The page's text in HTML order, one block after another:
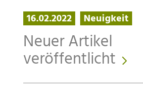
16.02.2022 Neuigkeit
Neuer Artikel
veröffentlicht